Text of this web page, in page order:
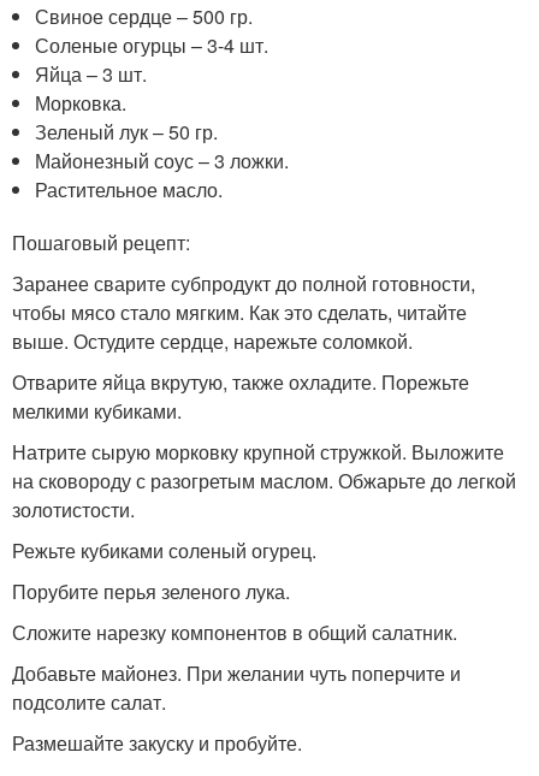
Свиное сердце – 500 гр.
Соленые огурцы – 3-4 шт.
Яйца – 3 шт.
Морковка.
Зеленый лук – 50 гр.
Майонезный соус – 3 ложки.
Растительное масло.
Пошаговый рецепт:
Заранее сварите субпродукт до полной готовности,
чтобы мясо стало мягким. Как это сделать, читайте
выше. Остудите сердце, нарежьте соломкой.
Отварите яйца вкрутую, также охладите. Порежьте
мелкими кубиками.
Натрите сырую морковку крупной стружкой. Выложите
на сковороду с разогретым маслом. Обжарьте до легкой
золотистости.
Режьте кубиками соленый огурец.
Порубите перья зеленого лука.
Сложите нарезку компонентов в общий салатник.
Добавьте майонез. При желании чуть поперчите и
подсолите салат.
Размешайте закуску и пробуйте.